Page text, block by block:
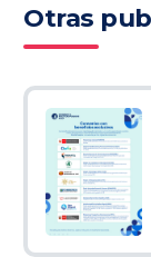
Otras